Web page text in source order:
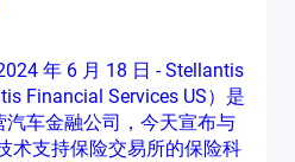
年 6 月 18 日 - Stellantis
Financial Services US）是
车金融公司，今天宣布与
术支持保险交易所的保险科